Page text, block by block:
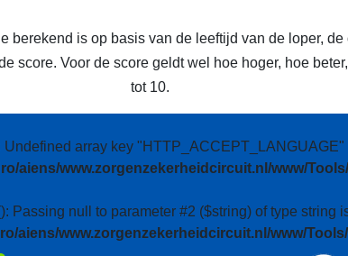
berekend is op basis van de leeftijd van de loper,
score. Voor de score geldt wel hoe hoger, hoe
tot 10.
Undefined array key "HTTP_ACCEPT_LANGUAGE"
aiens/www.zorgenzekerheidcircuit.nl/www/
Passing null to parameter #2 ($string) of type string
aiens/www.zorgenzekerheidcircuit.nl/www/